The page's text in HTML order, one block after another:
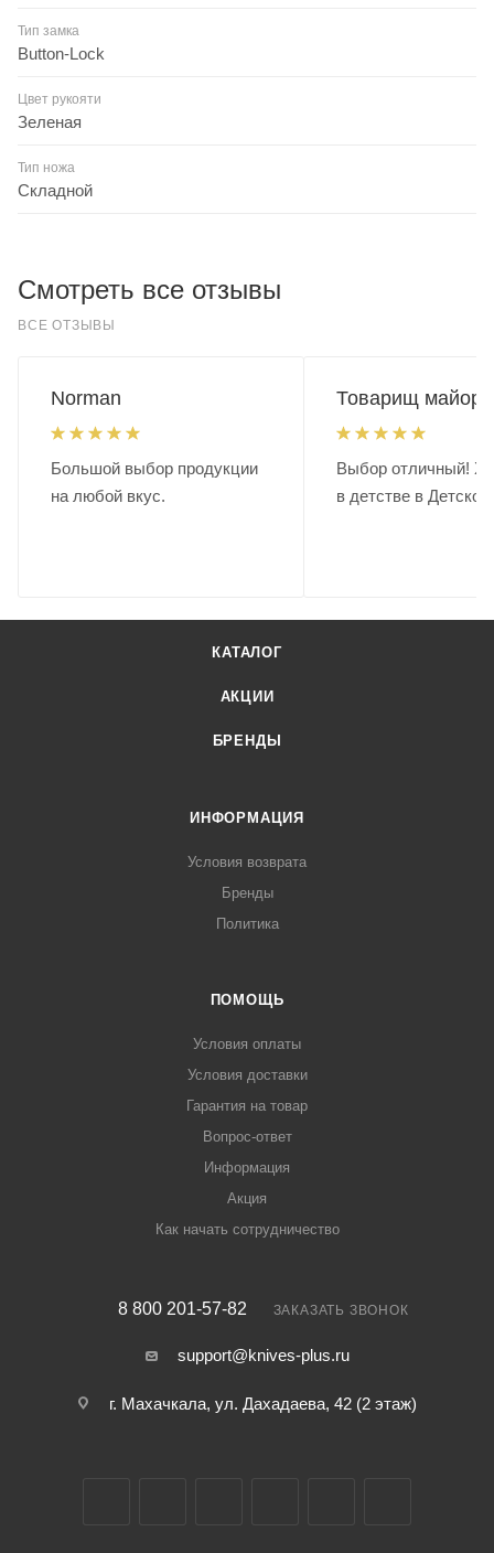
Тип замка
Button-Lock
Цвет рукояти
Зеленая
Тип ножа
Складной
Смотреть все отзывы
ВСЕ ОТЗЫВЫ
Norman
Большой выбор продукции
на любой вкус.
Товарищ майор.
Выбор отличный!
в детстве в
КАТАЛОГ
АКЦИИ
БРЕНДЫ
ИНФОРМАЦИЯ
Условия возврата
Бренды
Политика
ПОМОЩЬ
Условия оплаты
Условия доставки
Гарантия на товар
Вопрос-ответ
Информация
Акция
Как начать сотрудничество
8 800 201-57-82 ЗАКАЗАТЬ ЗВОНОК
support@knives-plus.ru
г. Махачкала, ул. Дахадаева, 42 (2 этаж)